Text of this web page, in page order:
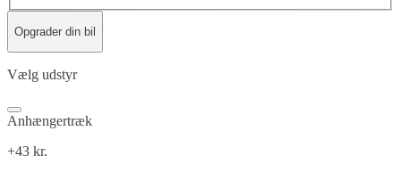
Opgrader din bil
Vælg udstyr
Anhængertræk
+43 kr.